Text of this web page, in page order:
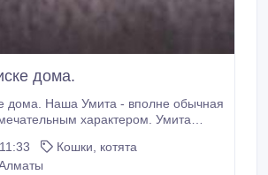
дома.
дома. Наша Умита - вполне обычная
на коленках. А вообще, Умита,
Кошки, котята